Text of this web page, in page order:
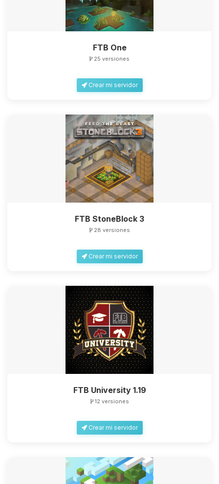
FTB One
25 versiones
Crear mi servidor
FTB StoneBlock 3
28 versiones
Crear mi servidor
FTB University 1.19
12 versiones
Crear mi servidor